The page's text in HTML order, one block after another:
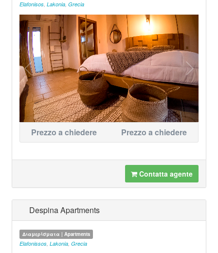
Elafonisos, Lakonia, Grecia
Prezzo a chiedere Prezzo a chiedere
Contatta agente
Despina Apartments
Διαμερίσματα | Apartments
Elafonissos, Lakonia, Grecia